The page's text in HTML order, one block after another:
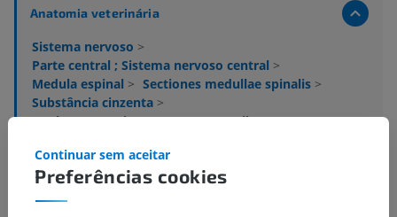
Anatomia veterinária
Sistema nervoso >
Parte central ; Sistema nervoso central >
Medula espinal > Sectiones medullae spinalis >
Substância cinzenta >
Nucleus motorius nervus accessorii
Estruturas subjacentes:
subjacente para esta parte anatômica
Preferências cookies
Continuar sem aceitar